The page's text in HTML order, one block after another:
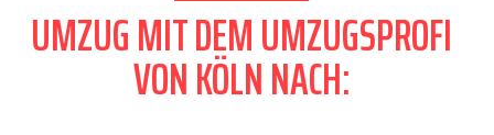
UMZUG MIT DEM UMZUGSPROFI
VON KÖLN NACH: